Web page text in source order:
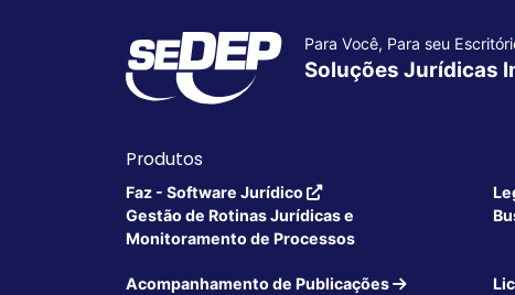
Para Você, Para seu
Soluções Jurídicas
Produtos
Faz - Software Jurídico
Gestão de Rotinas Jurídicas e
Monitoramento de Processos
Acompanhamento de Publicações